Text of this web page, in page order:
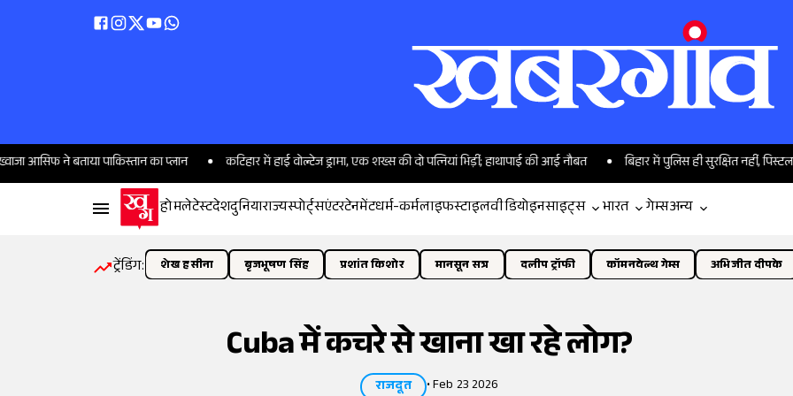
ने बताया पाकिस्तान का प्लान कटिहार में हाई वोल्टेज ड्रामा, एक शख्स की दो पत्नियां भिड़ीं; हाथापाई की आई नौबत बिहार में पुलिस ही सुरक्षित नहीं, पिस्टल
होमलेटेस्टदेशदुनियाराज्यस्पोर्ट्सएंटरटेनमेंटधर्म-कर्मलाइफस्टाइलवीडियोइनसाइट्स भारत गेम्सअन्य
ट्रेंडिंग: शेख हसीना बृजभूषण सिंह प्रशांत किशोर मानसून सत्र दलीप ट्रॉफी कॉमनवेल्थ गेम्स अभिजीत दीपके
Cuba में कचरे से खाना खा रहे लोग?
राजदूत •Feb 23 2026